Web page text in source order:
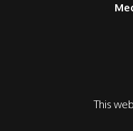
This